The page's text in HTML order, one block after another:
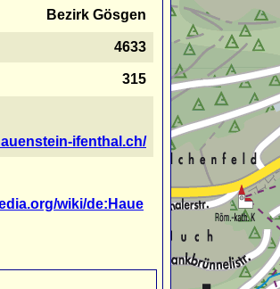
Bezirk Gösgen
4633
315
ifenthal.ch/
wiki/de:Haue